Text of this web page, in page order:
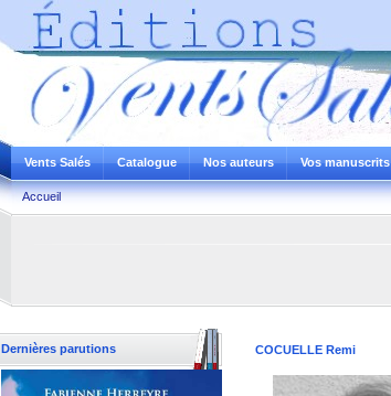
Vents Salés Catalogue Nos auteurs Vos manuscrits
Accueil
Dernières parutions
COCUELLE Remi